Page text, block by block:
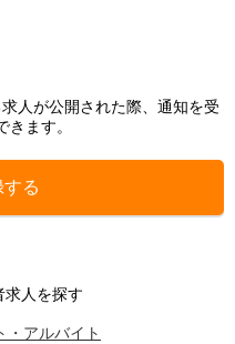
人が公開された際、通知を受
きます。
る
求人を探す
・アルバイト